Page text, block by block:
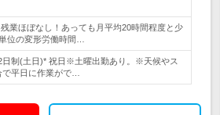
業ほぼなし！あっても月平均20時間程度と少
の変形労働時間…
日制(土日)* 祝日※土曜出勤あり。※天候やス
平日に作業がで…